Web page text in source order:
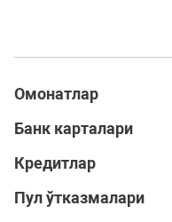
Омонатлар
Банк карталари
Кредитлар
Пул ўтказмалари